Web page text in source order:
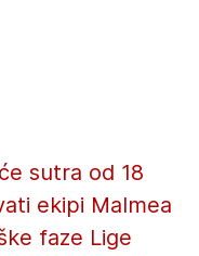
sutra od 18
ekipi Malmea
faze Lige